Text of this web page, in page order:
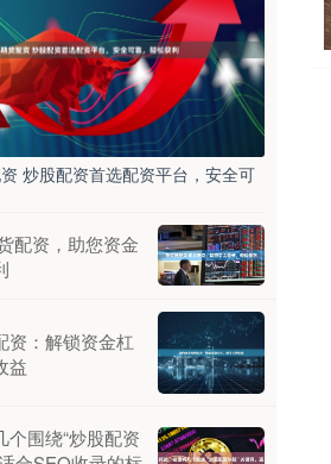
炒股配资首选配资平台，安全可
配资，助您资金
资：解锁资金杠
益
个围绕“炒股配资